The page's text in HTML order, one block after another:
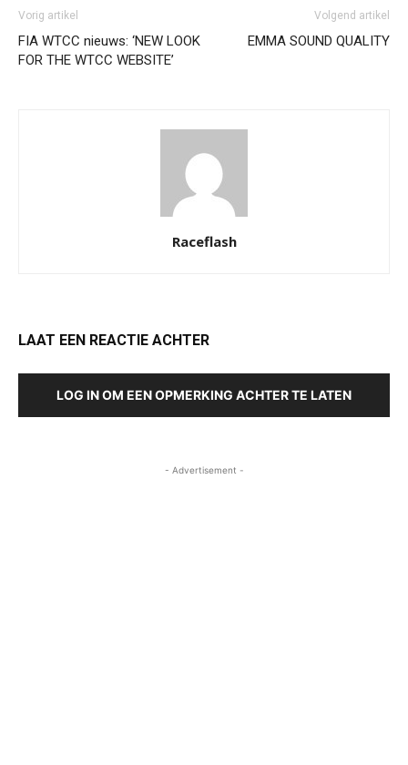
Vorig artikel
FIA WTCC nieuws: ‘NEW LOOK
FOR THE WTCC WEBSITE’
Volgend artikel
EMMA SOUND QUALITY
Raceflash
LAAT EEN REACTIE ACHTER
LOG IN OM EEN OPMERKING ACHTER TE LATEN
- Advertisement -